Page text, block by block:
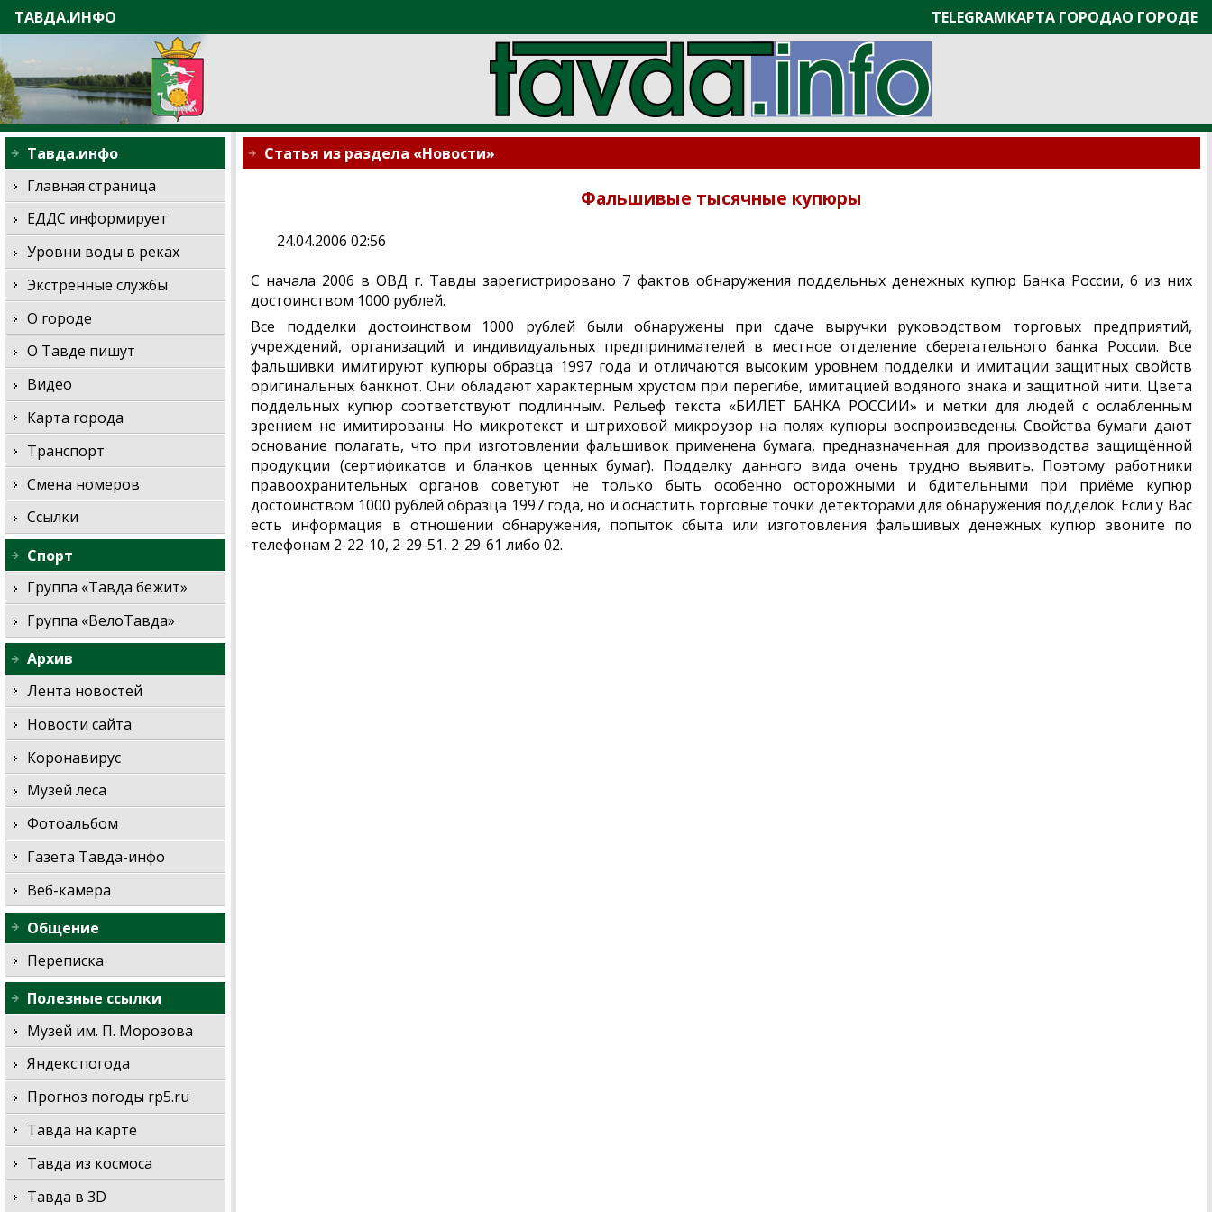
ТАВДА.ИНФО TELEGRAMКАРТА ГОРОДАО ГОРОДЕ
Статья из раздела «Новости»
Фальшивые тысячные купюры
24.04.2006 02:56
С начала 2006 в ОВД г. Тавды зарегистрировано 7 фактов обнаружения поддельных денежных купюр Банка России, 6 из них
достоинством 1000 рублей.
Все подделки достоинством 1000 рублей были обнаружены при сдаче выручки руководством торговых предприятий,
учреждений, организаций и индивидуальных предпринимателей в местное отделение сберегательного банка России. Все
фальшивки имитируют купюры образца 1997 года и отличаются высоким уровнем подделки и имитации защитных свойств
оригинальных банкнот. Они обладают характерным хрустом при перегибе, имитацией водяного знака и защитной нити. Цвета
поддельных купюр соответствуют подлинным. Рельеф текста «БИЛЕТ БАНКА РОССИИ» и метки для людей с ослабленным
зрением не имитированы. Но микротекст и штриховой микроузор на полях купюры воспроизведены. Свойства бумаги дают
основание полагать, что при изготовлении фальшивок применена бумага, предназначенная для производства защищённой
продукции (сертификатов и бланков ценных бумаг). Подделку данного вида очень трудно выявить. Поэтому работники
правоохранительных органов советуют не только быть особенно осторожными и бдительными при приёме купюр
достоинством 1000 рублей образца 1997 года, но и оснастить торговые точки детекторами для обнаружения подделок. Если у Вас
есть информация в отношении обнаружения, попыток сбыта или изготовления фальшивых денежных купюр звоните по
телефонам 2-22-10, 2-29-51, 2-29-61 либо 02.
Тавда.инфо
Главная страница
ЕДДС информирует
Уровни воды в реках
Экстренные службы
О городе
О Тавде пишут
Видео
Карта города
Транспорт
Смена номеров
Ссылки
Спорт
Группа «Тавда бежит»
Группа «ВелоТавда»
Архив
Лента новостей
Новости сайта
Коронавирус
Музей леса
Фотоальбом
Газета Тавда-инфо
Веб-камера
Общение
Переписка
Полезные ссылки
Музей им. П. Морозова
Яндекс.погода
Прогноз погоды rp5.ru
Тавда на карте
Тавда из космоса
Тавда в 3D